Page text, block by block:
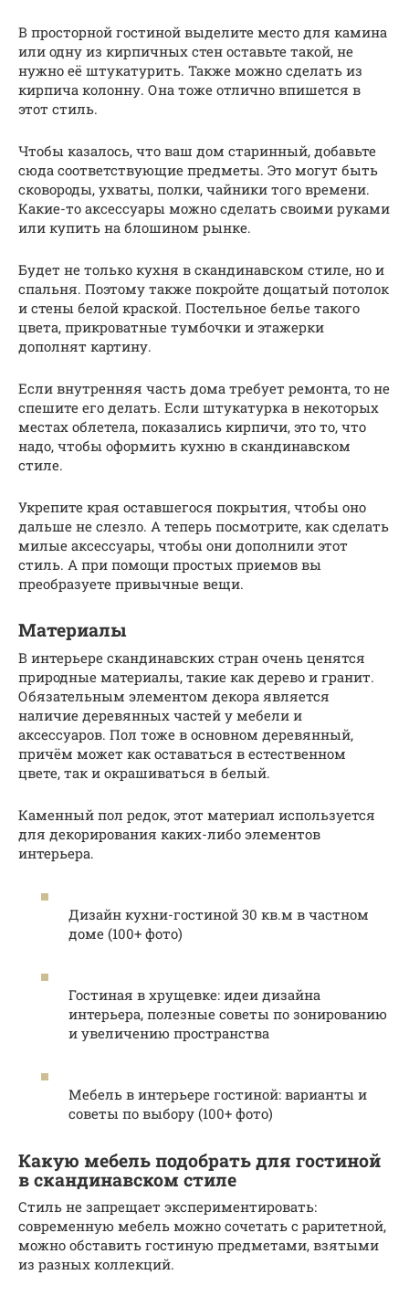
В просторной гостиной выделите место для камина
или одну из кирпичных стен оставьте такой, не
нужно её штукатурить. Также можно сделать из
кирпича колонну. Она тоже отлично впишется в
этот стиль.
Чтобы казалось, что ваш дом старинный, добавьте
сюда соответствующие предметы. Это могут быть
сковороды, ухваты, полки, чайники того времени.
Какие-то аксессуары можно сделать своими руками
или купить на блошином рынке.
Будет не только кухня в скандинавском стиле, но и
спальня. Поэтому также покройте дощатый потолок
и стены белой краской. Постельное белье такого
цвета, прикроватные тумбочки и этажерки
дополнят картину.
Если внутренняя часть дома требует ремонта, то не
спешите его делать. Если штукатурка в некоторых
местах облетела, показались кирпичи, это то, что
надо, чтобы оформить кухню в скандинавском
стиле.
Укрепите края оставшегося покрытия, чтобы оно
дальше не слезло. А теперь посмотрите, как сделать
милые аксессуары, чтобы они дополнили этот
стиль. А при помощи простых приемов вы
преобразуете привычные вещи.
Материалы
В интерьере скандинавских стран очень ценятся
природные материалы, такие как дерево и гранит.
Обязательным элементом декора является
наличие деревянных частей у мебели и
аксессуаров. Пол тоже в основном деревянный,
причём может как оставаться в естественном
цвете, так и окрашиваться в белый.
Каменный пол редок, этот материал используется
для декорирования каких-либо элементов
интерьера.
Дизайн кухни-гостиной 30 кв.м в частном
доме (100+ фото)
Гостиная в хрущевке: идеи дизайна
интерьера, полезные советы по зонированию
и увеличению пространства
Мебель в интерьере гостиной: варианты и
советы по выбору (100+ фото)
Какую мебель подобрать для гостиной
в скандинавском стиле
Стиль не запрещает экспериментировать:
современную мебель можно сочетать с раритетной,
можно обставить гостиную предметами, взятыми
из разных коллекций.